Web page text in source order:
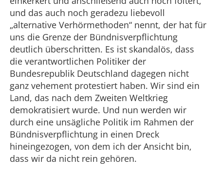
und das auch noch geradezu liebevoll
„alternative Verhörmethoden“ nennt, der hat für
uns die Grenze der Bündnisverpflichtung
deutlich überschritten. Es ist skandalös, dass
die verantwortlichen Politiker der
Bundesrepublik Deutschland dagegen nicht
ganz vehement protestiert haben. Wir sind ein
Land, das nach dem Zweiten Weltkrieg
demokratisiert wurde. Und nun werden wir
durch eine unsägliche Politik im Rahmen der
Bündnisverpflichtung in einen Dreck
hineingezogen, von dem ich der Ansicht bin,
dass wir da nicht rein gehören.